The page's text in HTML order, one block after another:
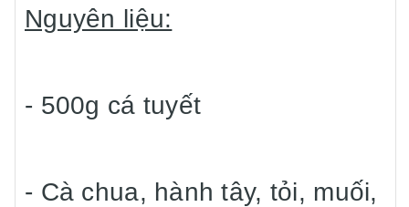
Nguyên liệu:
- 500g cá tuyết
- Cà chua, hành tây, tỏi, muối,